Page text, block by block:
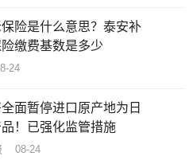
险是什么意思？泰安补
缴费基数是多少
24
面暂停进口原产地为日
！已强化监管措施
08-24